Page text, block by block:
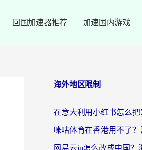
回国加速器推荐 加速国内游戏
海外地区限制